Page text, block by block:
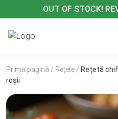
la
conținut
OUT OF STOCK!
Prima pagină / Rețete / Rețetă
roșii